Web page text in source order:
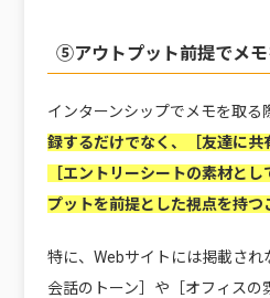
⑤アウトプット前提でメモ
インターンシップでメモを取る
録するだけでなく、［友達に共
［エントリーシートの素材と
プットを前提とした視点を持つ
特に、Webサイトには掲載され
会話のトーン］や［オフィスの